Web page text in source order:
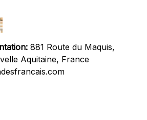
881 Route du Maquis,
Aquitaine, France